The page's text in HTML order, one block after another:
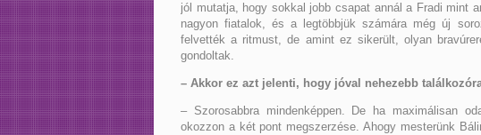
jól mutatja, hogy sokkal jobb csapat annál a Fradi mint
nagyon fiatalok, és a legtöbbjük számára még új
felvették a ritmust, de amint ez sikerült, olyan
gondoltak.
– Akkor ez azt jelenti, hogy jóval nehezebb
– Szorosabbra mindenképpen. De ha maximálisan
okozzon a két pont megszerzése. Ahogy mesterünk